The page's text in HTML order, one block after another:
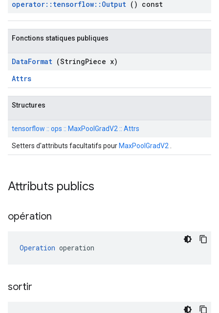
operator:: tensorflow:: Output () const
Fonctions statiques publiques
DataFormat (StringPiece x)
Attrs
Structures
tensorflow :: ops :: MaxPoolGradV2 :: Attrs
Setters d'attributs facultatifs pour MaxPoolGradV2
Attributs publics
opération
Operation operation
sortir